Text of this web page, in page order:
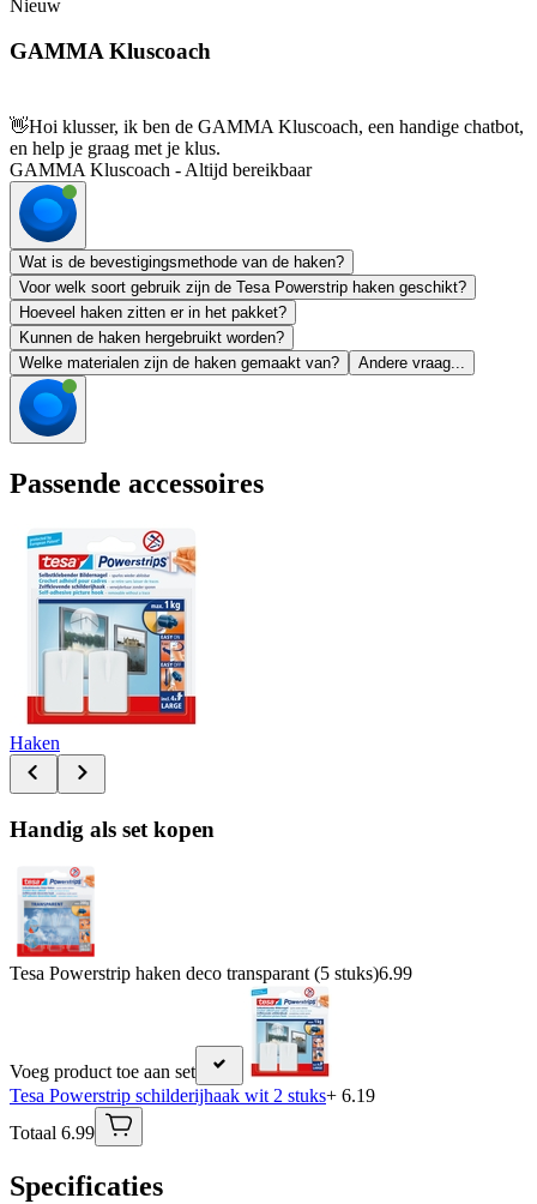
Nieuw
GAMMA Kluscoach
👋Hoi klusser, ik ben de GAMMA Kluscoach, een handige chatbot,
en help je graag met je klus.
GAMMA Kluscoach - Altijd bereikbaar
Wat is de bevestigingsmethode van de haken?
Voor welk soort gebruik zijn de Tesa Powerstrip haken geschikt?
Hoeveel haken zitten er in het pakket?
Kunnen de haken hergebruikt worden?
Welke materialen zijn de haken gemaakt van?
Andere vraag...
Passende accessoires
Haken
Handig als set kopen
Tesa Powerstrip haken deco transparant (5 stuks)6.99
Voeg product toe aan set
Tesa Powerstrip schilderijhaak wit 2 stuks+ 6.19
Totaal 6.99
Specificaties